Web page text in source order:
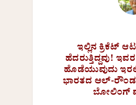
ಇಲ್ಲಿನ ಕ್ರಿಕೆಟ್
ಹೆದರುತ್ತಿದ್ದವು!
ಹೊಡೆಯುವುದು
ಭಾರತದ ಆಲ್-ರೌಂಡರ್
ಬೋಲಿಂಗ್